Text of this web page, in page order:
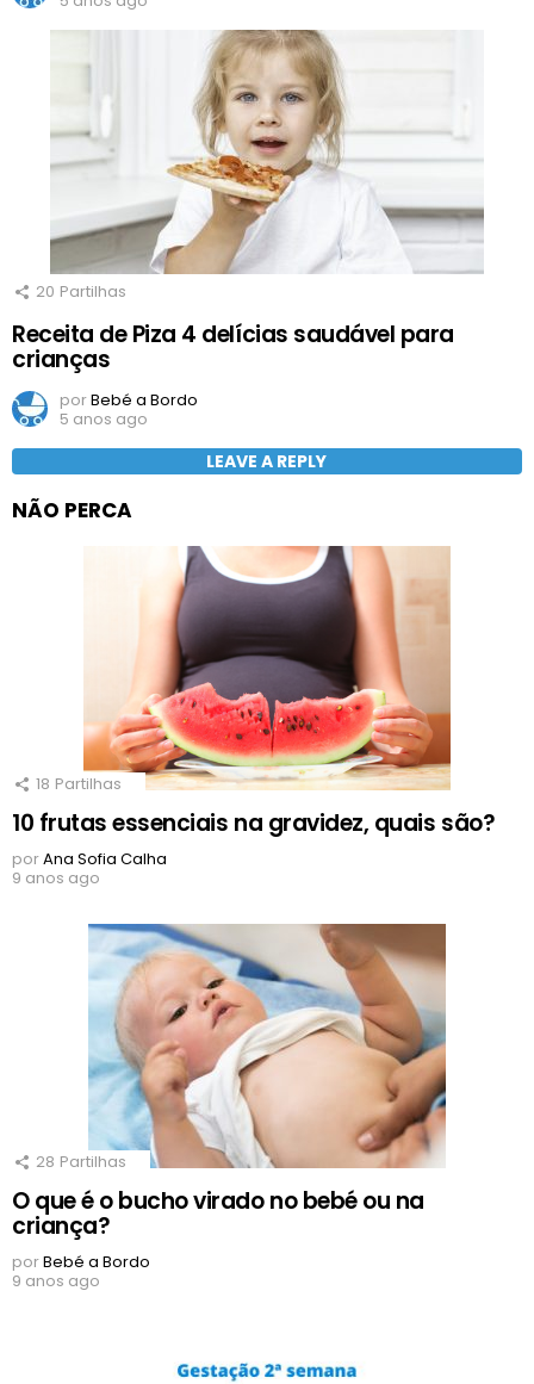
20 Partilhas
Receita de Piza 4 delícias saudável para
crianças
porBebé a Bordo
5 anos ago
LEAVE A REPLY
NÃO PERCA
18 Partilhas
10 frutas essenciais na gravidez, quais são?
porAna Sofia Calha
9 anos ago
28 Partilhas
O que é o bucho virado no bebé ou na
criança?
porBebé a Bordo
9 anos ago